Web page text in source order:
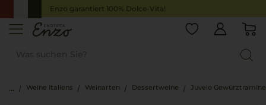
Enzo garantiert 100% Dolce-Vita!
Weine Italiens Weinarten Dessertweine Juvelo